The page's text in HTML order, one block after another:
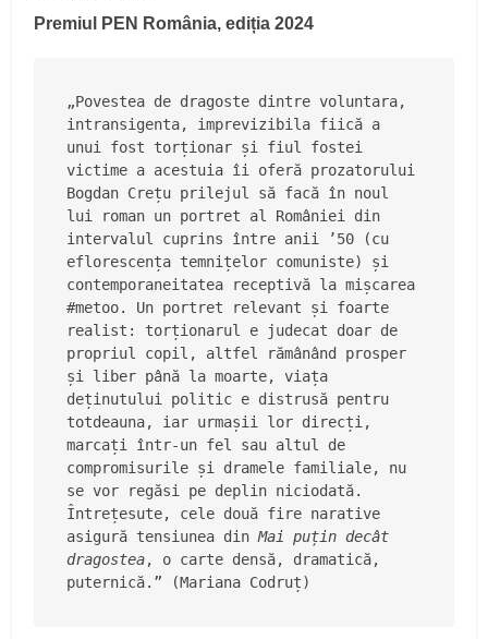
Premiul PEN România, ediția 2024
„Povestea de dragoste dintre voluntara,
intransigenta, imprevizibila fiică a
unui fost torționar și fiul fostei
victime a acestuia îi oferă prozatorului
Bogdan Crețu prilejul să facă în noul
lui roman un portret al României din
intervalul cuprins între anii ’50 (cu
eflorescența temnițelor comuniste) și
contemporaneitatea receptivă la mișcarea
#metoo. Un portret relevant și foarte
realist: torționarul e judecat doar de
propriul copil, altfel rămânând prosper
și liber până la moarte, viața
deținutului politic e distrusă pentru
totdeauna, iar urmașii lor direcți,
marcați într-un fel sau altul de
compromisurile și dramele familiale, nu
se vor regăsi pe deplin niciodată.
Întrețesute, cele două fire narative
asigură tensiunea din Mai puțin decât
dragostea, o carte densă, dramatică,
puternică.” (Mariana Codruț)